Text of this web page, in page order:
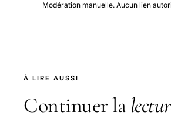
Modération manuelle. Aucun lien
À LIRE AUSSI
Continuer la